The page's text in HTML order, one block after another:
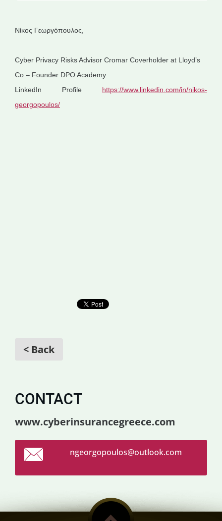
Νίκος Γεωργόπουλος,
Cyber Privacy Risks Advisor Cromar Coverholder at Lloyd’s
Co – Founder DPO Academy
LinkedIn Profile https://www.linkedin.com/in/nikos-
georgopoulos/
< Back
CONTACT
www.cyberinsurancegreece.com
ngeorgopoulos@outlook.com